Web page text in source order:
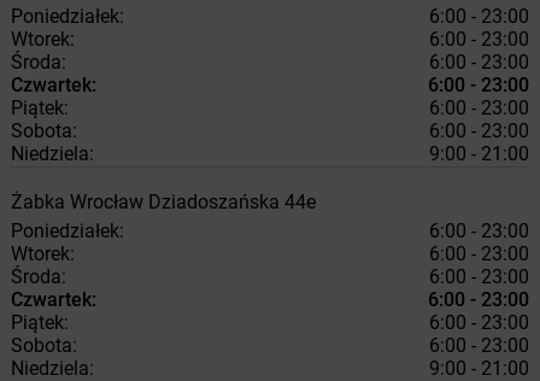
Poniedziałek:
6:00 - 23:00
Wtorek:
6:00 - 23:00
Środa:
6:00 - 23:00
Czwartek:
6:00 - 23:00
Piątek:
6:00 - 23:00
Sobota:
6:00 - 23:00
Niedziela:
9:00 - 21:00
Żabka Wrocław Dziadoszańska 44e
Poniedziałek:
6:00 - 23:00
Wtorek:
6:00 - 23:00
Środa:
6:00 - 23:00
Czwartek:
6:00 - 23:00
Piątek:
6:00 - 23:00
Sobota:
6:00 - 23:00
Niedziela:
9:00 - 21:00